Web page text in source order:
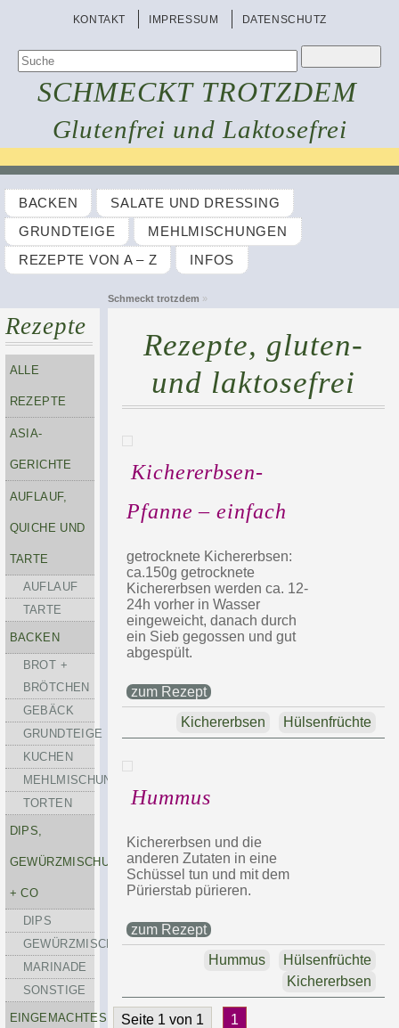
KONTAKT IMPRESSUM DATENSCHUTZ
SCHMECKT TROTZDEM
Glutenfrei und Laktosefrei
BACKEN
SALATE UND DRESSING
GRUNDTEIGE
MEHLMISCHUNGEN
REZEPTE VON A – Z
INFOS
Schmeckt trotzdem »
Rezepte
ALLE
REZEPTE
ASIA-
GERICHTE
AUFLAUF,
QUICHE UND
TARTE
AUFLAUF
TARTE
BACKEN
BROT +
BRÖTCHEN
GEBÄCK
GRUNDTEIGE
KUCHEN
MEHLMISCHUNGEN
TORTEN
DIPS,
GEWÜRZMISCHUNGEN
+ CO
DIPS
GEWÜRZMISCHUNGEN
MARINADE
SONSTIGE
EINGEMACHTES
Rezepte, gluten-
und laktosefrei
Kichererbsen-
Pfanne – einfach
getrocknete Kichererbsen:
ca.150g getrocknete
Kichererbsen werden ca. 12-
24h vorher in Wasser
eingeweicht, danach durch
ein Sieb gegossen und gut
abgespült.
zum Rezept
Hülsenfrüchte
Kichererbsen
Hummus
Kichererbsen und die
anderen Zutaten in eine
Schüssel tun und mit dem
Pürierstab pürieren.
zum Rezept
Hülsenfrüchte
Hummus
Kichererbsen
Seite 1 von 1 1